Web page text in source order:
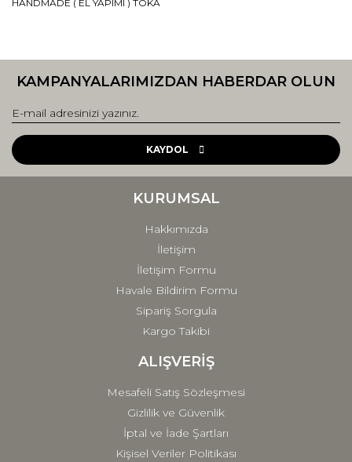
HANDMADE ( EL YAPIMI ) TOKA
konularda yetersiz gördüğünüz noktaları öneri formunu
Görüş ve önerileriniz için teşekkür ederiz.
Ürün resmi kalitesiz, bozuk veya görüntülenemiyor.
Ürün açıklamasında eksik bilgiler bulunuyor.
Ürün fiyatı diğer sitelerden daha pahalı.
Gönder
KAMPANYALARIMIZDAN HABERDAR OLUN
KAYDOL
KURUMSAL
Hakkımızda
İletişim
İletişim Formu
Havale Bildirim Formu
Sipariş Sorgula
Kargo Takibi
ALIŞVERİŞ
Mesafeli Satış Sözleşmesi
Gizlilik ve Güvenlik
İptal ve İade Şartları
Kişisel Veriler Politikası